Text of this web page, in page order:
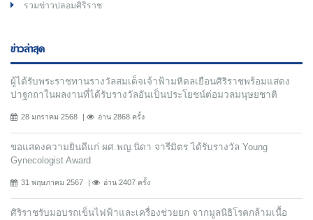
รวมข่าวปลอมศิริราช
ข่าวล่าสุด
ผู้ได้รับพระราชทานรางวัลสมเด็จเจ้าฟ้ามหิดลเยือนศิริราชพร้อมแสดง
ปาฐกถาในผลงานที่ได้รับรางวัลอันเป็นประโยชน์ต่อมวลมนุษยชาติ
28 มกราคม 2568 อ่าน 2868 ครั้ง
ขอแสดงความยินดีแก่ ผศ.พญ.นิดา จารีมิตร ได้รับรางวัล Young
Gynecologist Award
31 พฤษภาคม 2567 อ่าน 2407 ครั้ง
ศิริราชรับมอบรถเข็นไฟฟ้าและเครื่องช่วยยก จากมูลนิธิโรคกล้ามเนื้อ